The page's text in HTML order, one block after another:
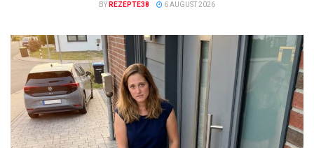
BY REZEPTE38 6 AUGUST 2026